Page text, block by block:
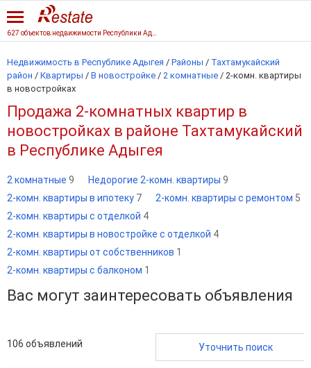
Недвижимость в Республике Адыгея / Районы / Тахтамукайский
район / Квартиры / В новостройке / 2 комнатные / 2-комн. квартиры
в новостройках
Продажа 2-комнатных квартир в
новостройках в районе Тахтамукайский
в Республике Адыгея
2 комнатные 9 Недорогие 2-комн. квартиры 9
2-комн. квартиры в ипотеку 7 2-комн. квартиры с ремонтом 5
2-комн. квартиры с отделкой 4
2-комн. квартиры в новостройке с отделкой 4
2-комн. квартиры от собственников 1
2-комн. квартиры с балконом 1
Вас могут заинтересовать объявления
106 объявлений Уточнить поиск